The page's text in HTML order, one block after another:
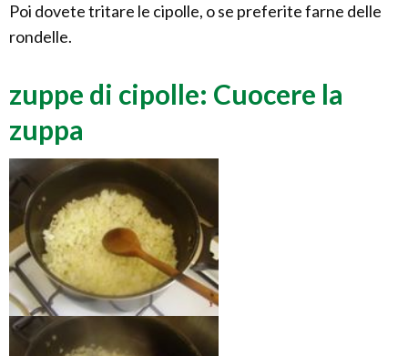
Poi dovete tritare le cipolle, o se preferite farne delle
rondelle.
zuppe di cipolle: Cuocere la
zuppa